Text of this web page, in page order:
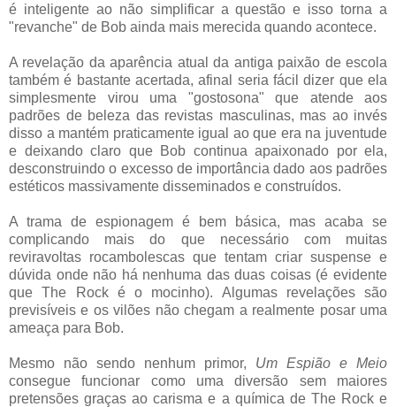
é inteligente ao não simplificar a questão e isso torna a
"revanche" de Bob ainda mais merecida quando acontece.
A revelação da aparência atual da antiga paixão de escola
também é bastante acertada, afinal seria fácil dizer que ela
simplesmente virou uma "gostosona" que atende aos
padrões de beleza das revistas masculinas, mas ao invés
disso a mantém praticamente igual ao que era na juventude
e deixando claro que Bob continua apaixonado por ela,
desconstruindo o excesso de importância dado aos padrões
estéticos massivamente disseminados e construídos.
A trama de espionagem é bem básica, mas acaba se
complicando mais do que necessário com muitas
reviravoltas rocambolescas que tentam criar suspense e
dúvida onde não há nenhuma das duas coisas (é evidente
que The Rock é o mocinho). Algumas revelações são
previsíveis e os vilões não chegam a realmente posar uma
ameaça para Bob.
Mesmo não sendo nenhum primor, Um Espião e Meio
consegue funcionar como uma diversão sem maiores
pretensões graças ao carisma e a química de The Rock e